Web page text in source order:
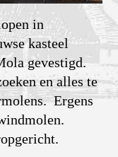
in
kasteel
gevestigd.
en alles te
Ergens